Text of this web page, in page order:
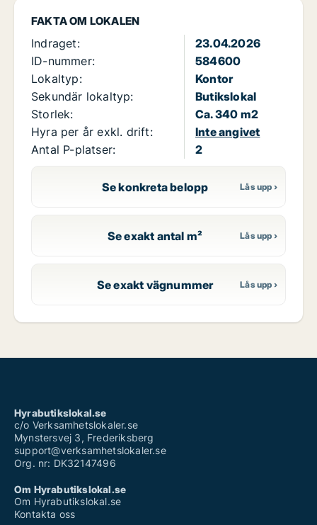
FAKTA OM LOKALEN
Indraget:
23.04.2026
ID-nummer:
584600
Lokaltyp:
Kontor
Sekundär lokaltyp:
Butikslokal
Storlek:
Ca. 340 m2
Hyra per år exkl. drift:
Inte angivet
Antal P-platser:
2
Se konkreta belopp
Se exakt antal m²
Se exakt vägnummer
Hyrabutikslokal.se
c/o Verksamhetslokaler.se
Mynstersvej 3, Frederiksberg
support@verksamhetslokaler.se
Org. nr: DK32147496
Om Hyrabutikslokal.se
Om Hyrabutikslokal.se
Kontakta oss